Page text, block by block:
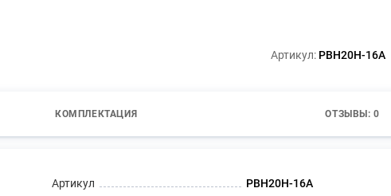
Артикул PBH20H-16A
Артикул: PBH20H-16A
КОМПЛЕКТАЦИЯ ОТЗЫВЫ: 0